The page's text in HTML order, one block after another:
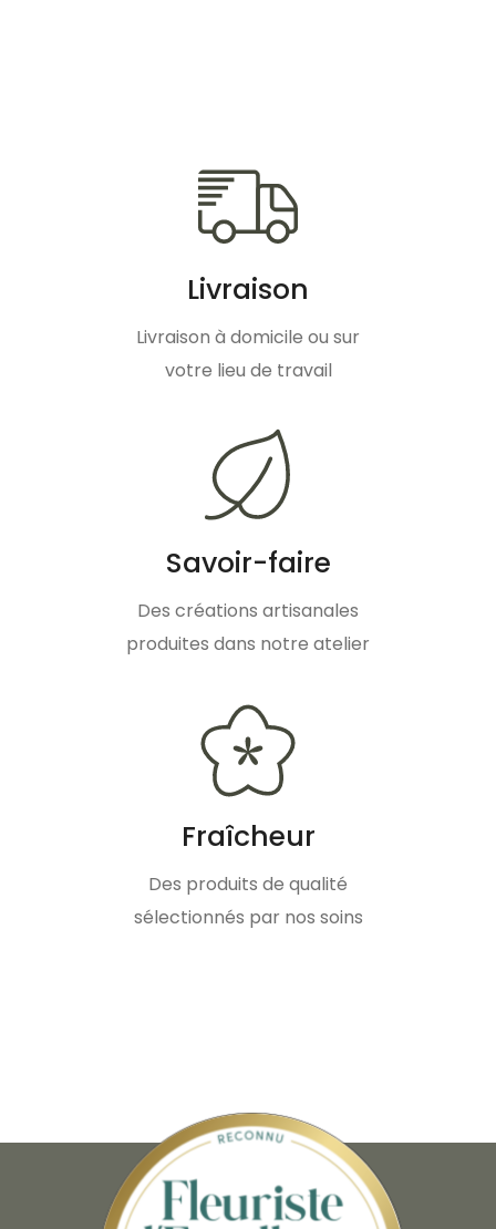
Livraison
Livraison à domicile ou sur
votre lieu de travail
Savoir-faire
Des créations artisanales
produites dans notre atelier
Fraîcheur
Des produits de qualité
sélectionnés par nos soins